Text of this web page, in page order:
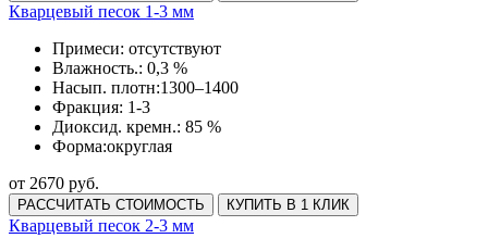
Кварцевый песок 1-3 мм
Примеси: отсутствуют
Влажность.: 0,3 %
Насып. плотн:1300–1400
Фракция: 1-3
Диоксид. кремн.: 85 %
Форма:округлая
от 2670 руб.
РАССЧИТАТЬ СТОИМОСТЬ КУПИТЬ В 1 КЛИК
Кварцевый песок 2-3 мм